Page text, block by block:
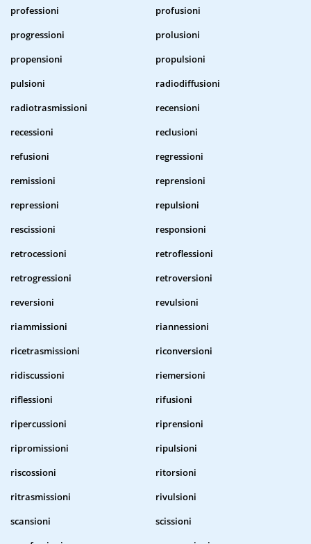
professioni
profusioni
progressioni
prolusioni
propensioni
propulsioni
pulsioni
radiodiffusioni
radiotrasmissioni
recensioni
recessioni
reclusioni
refusioni
regressioni
remissioni
reprensioni
repressioni
repulsioni
rescissioni
responsioni
retrocessioni
retroflessioni
retrogressioni
retroversioni
reversioni
revulsioni
riammissioni
riannessioni
ricetrasmissioni
riconversioni
ridiscussioni
riemersioni
riflessioni
rifusioni
ripercussioni
riprensioni
ripromissioni
ripulsioni
riscossioni
ritorsioni
ritrasmissioni
rivulsioni
scansioni
scissioni